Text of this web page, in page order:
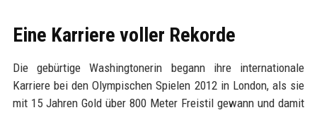
Eine Karriere voller Rekorde
Die gebürtige Washingtonerin begann ihre internationale
Karriere bei den Olympischen Spielen 2012 in London, als sie
mit 15 Jahren Gold über 800 Meter Freistil gewann und damit